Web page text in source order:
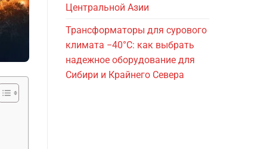
Центральной Азии
Трансформаторы для сурового
климата −40°C: как выбрать
надежное оборудование для
Сибири и Крайнего Севера